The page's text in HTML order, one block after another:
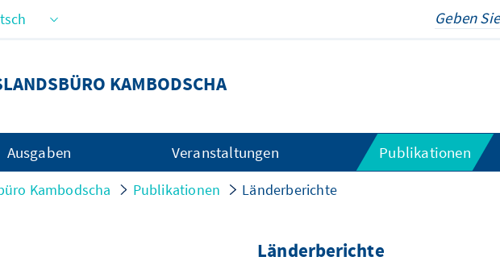
KAMBODSCHA
Ausgaben Veranstaltungen Publikationen
Kambodscha Publikationen Länderberichte
Länderberichte